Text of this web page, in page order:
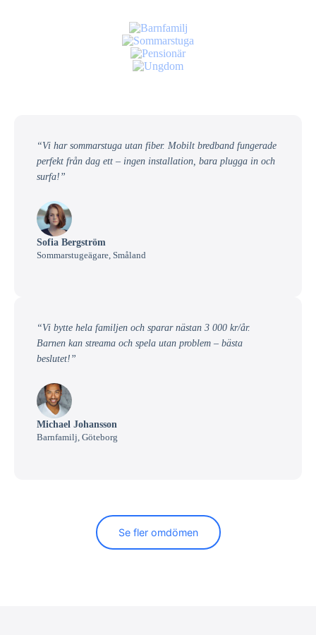
“Vi har sommarstuga utan fiber. Mobilt bredband fungerade
perfekt från dag ett – ingen installation, bara plugga in och
surfa!”
Sofia Bergström
Sommarstugeägare, Småland
“Vi bytte hela familjen och sparar nästan 3 000 kr/år.
Barnen kan streama och spela utan problem – bästa
beslutet!”
Michael Johansson
Barnfamilj, Göteborg
Se fler omdömen